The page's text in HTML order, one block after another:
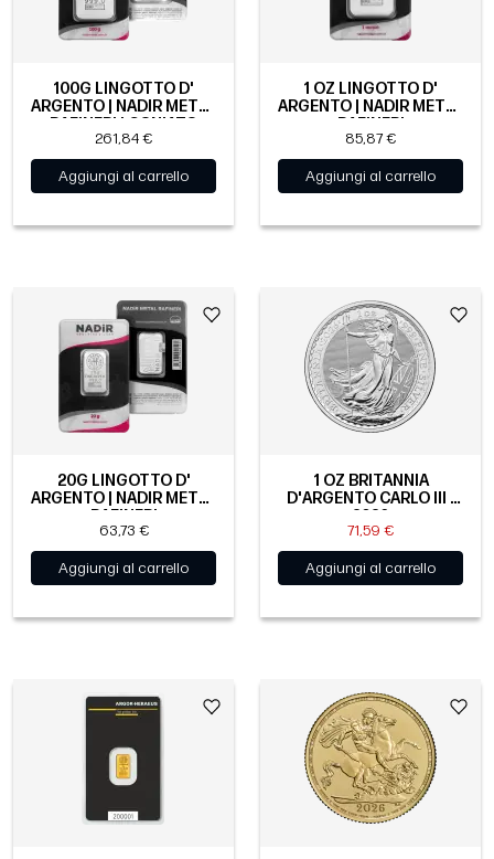
100G LINGOTTO D'
ARGENTO | NADIR METAL
261,84 €
Aggiungi al carrello
1 OZ LINGOTTO D'
ARGENTO | NADIR METAL
85,87 €
Aggiungi al carrello
20G LINGOTTO D'
ARGENTO | NADIR METAL
RAFINERI
63,73 €
Aggiungi al carrello
1 OZ BRITANNIA
D'ARGENTO CARLO III |
2026
71,59 €
Aggiungi al carrello